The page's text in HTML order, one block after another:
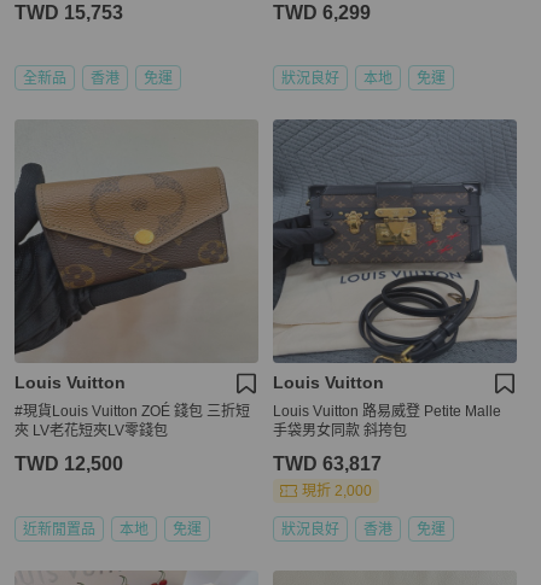
7 碼 附件：盒子 塵袋。
TWD 15,753
全新品 香港 免運
TWD 6,299
狀況良好 本地 免運
Louis Vuitton
#現貨Louis Vuitton ZOÉ 錢包 三折短
夾 LV老花短夾LV零錢包
TWD 12,500
近新閒置品 本地 免運
Louis Vuitton
Louis Vuitton 路易威登 Petite Malle
手袋男女同款 斜挎包
TWD 63,817
現折 2,000
狀況良好 香港 免運